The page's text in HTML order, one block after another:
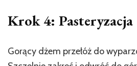
Krok 4: Pasteryzacja
Gorący dżem przełóż do